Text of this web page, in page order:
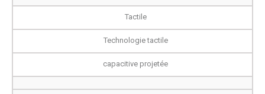
Tactile
Technologie tactile
capacitive projetée